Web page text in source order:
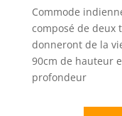
Commode
composé de deux
donneront de la
90cm de hauteur
profondeur